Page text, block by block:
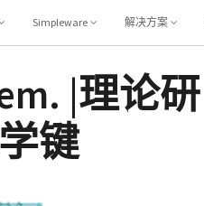
Simpleware 解决方案
|理论研
键